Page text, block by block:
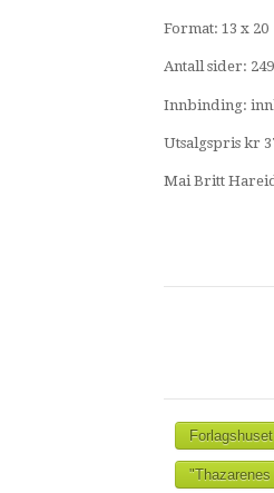
Format: 13 x 20
Antall sider: 249
Innbinding:
Utsalgspris kr
Mai Britt